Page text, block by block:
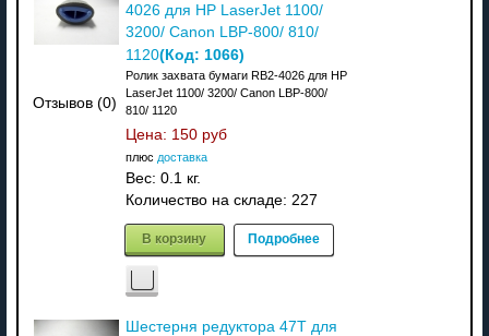
Отзывов (0)
4026 для HP LaserJet 1100/
3200/ Canon LBP-800/ 810/
1120(Код: 1066)
Ролик захвата бумаги RB2-4026 для HP
LaserJet 1100/ 3200/ Canon LBP-800/
810/ 1120
Цена: 150 руб
плюс доставка
Вес: 0.1 кг.
Количество на складе: 227
В корзину Подробнее
Шестерня редуктора 47T для